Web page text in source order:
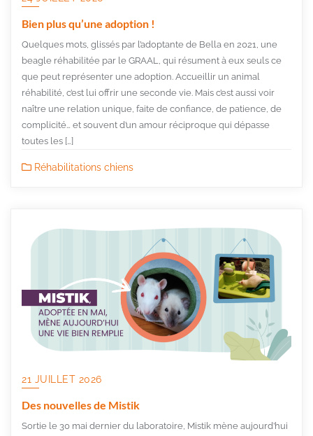
Bien plus qu’une adoption !
Quelques mots, glissés par l’adoptante de Bella en 2021, une
beagle réhabilitée par le GRAAL, qui résument à eux seuls ce
que peut représenter une adoption. Accueillir un animal
réhabilité, c’est lui offrir une seconde vie. Mais c’est aussi voir
naître une relation unique, faite de confiance, de patience, de
complicité… et souvent d’un amour réciproque qui dépasse
toutes les […]
Réhabilitations chiens
21 JUILLET 2026
Des nouvelles de Mistik
Sortie le 30 mai dernier du laboratoire, Mistik mène aujourd’hui